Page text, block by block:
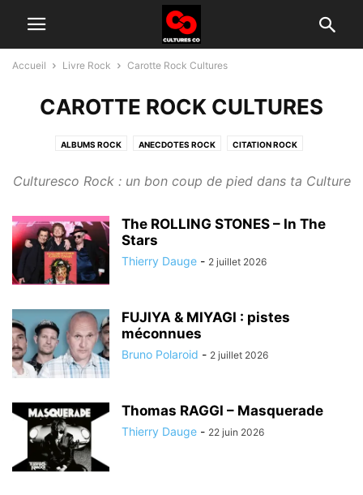
Accueil Livre Rock Carotte Rock Cultures
CAROTTE ROCK CULTURES
ALBUMS ROCK ANECDOTES ROCK CITATION ROCK
TÉLÉ ROCK
Culturesco Rock : un bon coup de pied dans ta Culture
The ROLLING STONES – In The
Stars
Thierry Dauge - 2 juillet 2026
FUJIYA & MIYAGI : pistes
méconnues
Bruno Polaroid - 2 juillet 2026
Thomas RAGGI – Masquerade
Thierry Dauge - 22 juin 2026